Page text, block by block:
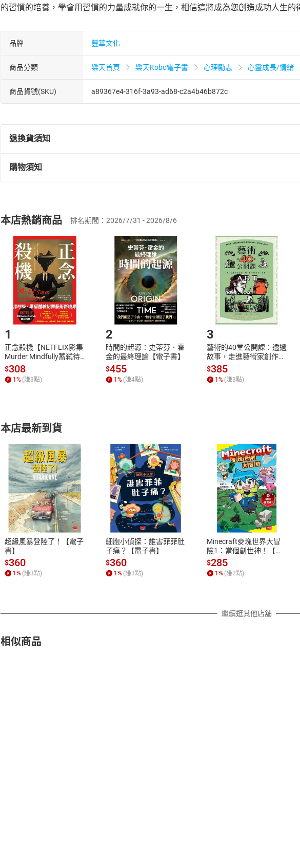
的習慣的培養，學會用習慣的力量成就你的一生，相信這將成為您創造成功人生的
品牌 豐華文化
商品分類 樂天首頁 樂天Kobo電子書 心理勵志 心靈成長/情緒
商品貨號(SKU) a89367e4-316f-3a93-ad68-c2a4b46b872c
退換貨須知
退換貨規定：
(一)依消費者保護法第19條第1項後段暨通訊交易解除權合理例外情事適用
(二)消費者訂購本店鋪之商品即代表知悉本店鋪所銷售之商品為電子書，
且已下載/存取電子書，不得請求退貨退款。
退貨方式：您欲取消訂單或辦理退貨時，請登入樂天市場，並於「我的訂單
貨」，本店鋪將依您的申請進行審核，待審核通過後將為您辦理退款事宜。
請注意，樂天市場須以整筆訂單為單位進行取消/退貨，恕無法以單支商品取
購物須知
挑選商品
Choose
放入購物車
Shopping cart
登入帳號
Login
購書後，如何開始使用？
Step1.選擇閱讀載具 Step2.登入
付款方式
ATM轉帳、信用卡、LINE PAY、AFTEE
退換貨規範
本店是否提供消費者保護法七日猶
之權利，遽消費者保護法及通訊交
除權合理例外情事適用準則，依商
質各有不同規定。詳細退換貨說明
照各商品說明。
本店熱銷商品 排名期間：2026/7/31 - 2026/8/6
1
正念殺機【NETFLIX影集
Murder Mindfully蓄弒待
發】【電子書】
$308
1% (賺3點)
2
時間的起源：史蒂芬．霍
金的最終理論【電子書】
$455
1% (賺4點)
3
藝術的40堂公開課：透過
故事，走進藝術家創作現
場，看藝術如何誕生、如
何形塑人類生活【電子
書】
$385
1% (賺3點)
本店最新到貨
超級風暴登陸了！【電子
書】
$360
1 % (賺3點)
細胞小偵探：誰害菲菲肚
子痛？【電子書】
$360
1 % (賺3點)
Minecraft麥塊世界大冒
險1：當個創世神！【電
子書】
$285
1 % (賺2點)
繼續逛其他店舖
相似商品